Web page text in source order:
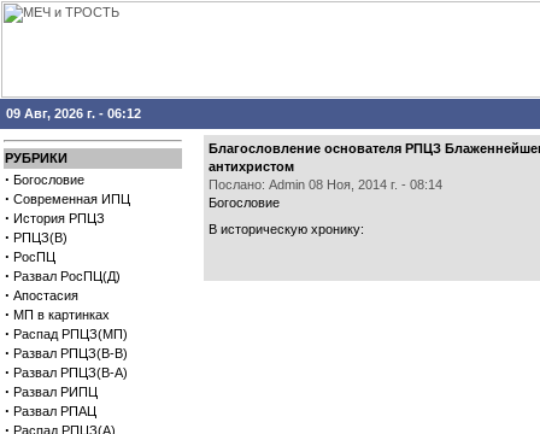
09 Авг, 2026 г. - 06:12
РУБРИКИ
· Богословие
· Современная ИПЦ
· История РПЦЗ
· РПЦЗ(В)
· РосПЦ
· Развал РосПЦ(Д)
· Апостасия
· МП в картинках
· Распад РПЦЗ(МП)
· Развал РПЦЗ(В-В)
· Развал РПЦЗ(В-А)
· Развал РИПЦ
· Развал РПАЦ
· Распад РПЦЗ(А)
Благословление основателя РПЦЗ
антихристом
Послано: Admin 08 Ноя, 2014 г. - 08:14
Богословие
В историческую хронику: